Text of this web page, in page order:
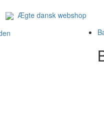
Ægte dansk webshop